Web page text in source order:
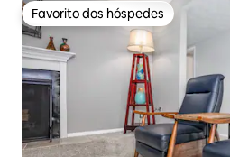
Favorito dos hóspedes
Favorito dos hóspedes